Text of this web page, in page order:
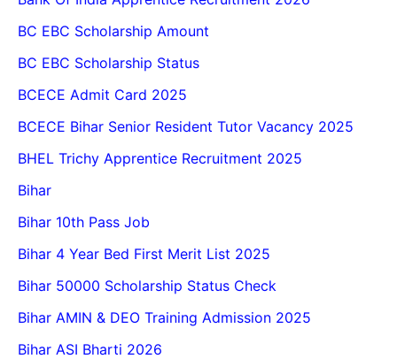
BC EBC Scholarship Amount
BC EBC Scholarship Status
BCECE Admit Card 2025
BCECE Bihar Senior Resident Tutor Vacancy 2025
BHEL Trichy Apprentice Recruitment 2025
Bihar
Bihar 10th Pass Job
Bihar 4 Year Bed First Merit List 2025
Bihar 50000 Scholarship Status Check
Bihar AMIN & DEO Training Admission 2025
Bihar ASI Bharti 2026